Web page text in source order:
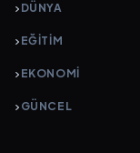
DÜNYA
EĞİTİM
EKONOMİ
GÜNCEL